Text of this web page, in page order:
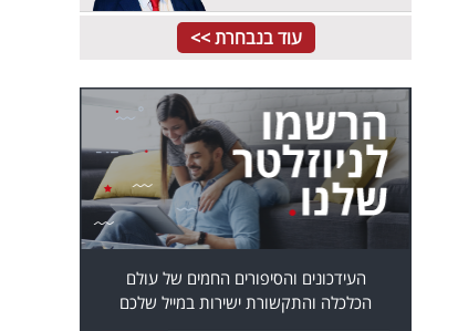
עוד בנבחרת >>
העידכונים והסיפורים החמים של עולם
הכלכלה והתקשורת ישירות במייל שלכם